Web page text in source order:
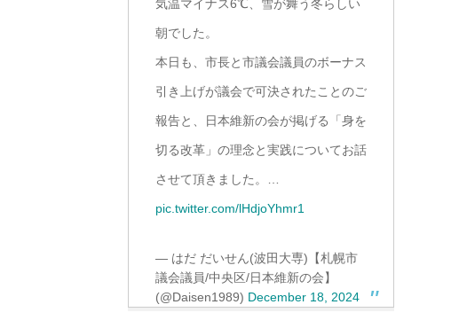
気温マイナス6℃、雪が舞う冬らしい
朝でした。
本日も、市長と市議会議員のボーナス
引き上げが議会で可決されたことのご
報告と、日本維新の会が掲げる「身を
切る改革」の理念と実践についてお話
させて頂きました。…
pic.twitter.com/lHdjoYhmr1
— はだ だいせん(波田大専)【札幌市
議会議員/中央区/日本維新の会】
(@Daisen1989) December 18, 2024